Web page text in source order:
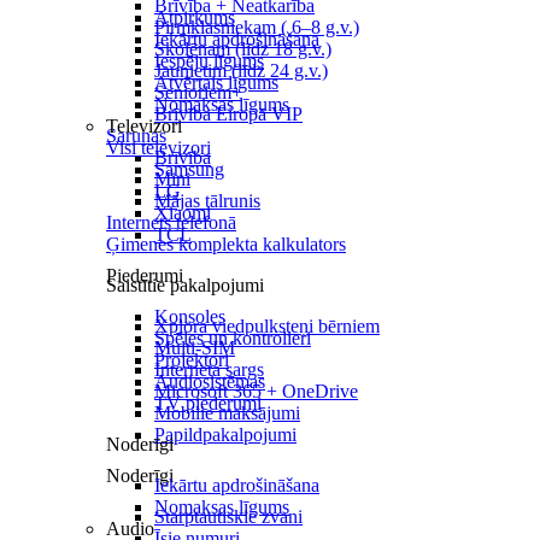
Brīvība + Neatkarība
Pirmklasniekam ( 6–8 g.v.)
Skolēnam (līdz 18 g.v.)
Jaunietim (līdz 24 g.v.)
Senioriem+
Brīvība Eiropā VIP
Sarunas
Brīvība
Mini
Mājas tālrunis
Internets telefonā
Ģimenes komplekta kalkulators
Saistītie pakalpojumi
Xplora viedpulksteņi bērniem
Multi-SIM
Interneta sargs
Microsoft 365 + OneDrive
Mobilie maksājumi
Papildpakalpojumi
Noderīgi
Starptautiskie zvani
Atpirkums
Iekārtu apdrošināšana
Iespēju līgums
Atvērtais līgums
Nomaksas līgums
Televizori
Visi televizori
Samsung
LG
Xiaomi
TCL
Piederumi
Konsoles
Spēles un kontrolieri
Projektori
Audiosistēmas
TV piederumi
Noderīgi
Iekārtu apdrošināšana
Nomaksas līgums
Audio